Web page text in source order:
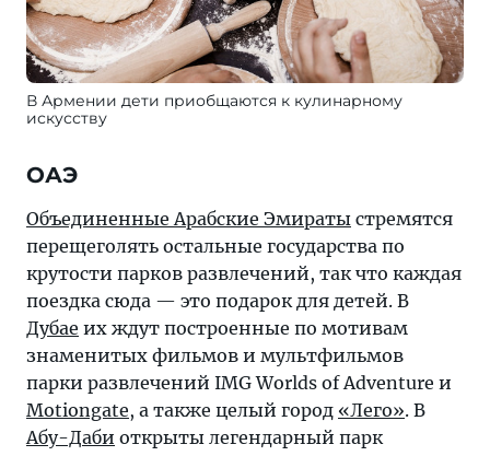
В Армении дети приобщаются к кулинарному
искусству
ОАЭ
Объединенные Арабские Эмираты стремятся
перещеголять остальные государства по
крутости парков развлечений, так что каждая
поездка сюда — это подарок для детей. В
Дубае их ждут построенные по мотивам
знаменитых фильмов и мультфильмов
парки развлечений IMG Worlds of Adventure и
Motiongate, а также целый город «Лего». В
Абу-Даби открыты легендарный парк